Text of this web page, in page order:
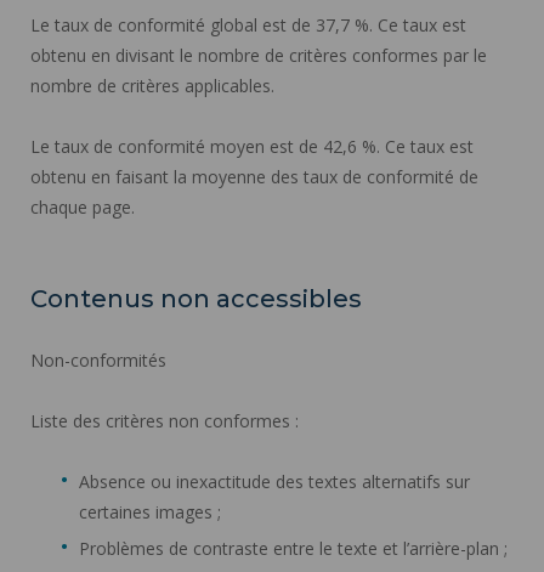
Le taux de conformité global est de 37,7 %. Ce taux est
obtenu en divisant le nombre de critères conformes par le
nombre de critères applicables.
Le taux de conformité moyen est de 42,6 %. Ce taux est
obtenu en faisant la moyenne des taux de conformité de
chaque page.
Contenus non accessibles
Non-conformités
Liste des critères non conformes :
Absence ou inexactitude des textes alternatifs sur
certaines images ;
Problèmes de contraste entre le texte et l’arrière-plan ;